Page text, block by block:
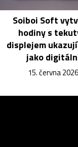
Soiboi Soft
hodiny s
displejem
jako
15. června 2026